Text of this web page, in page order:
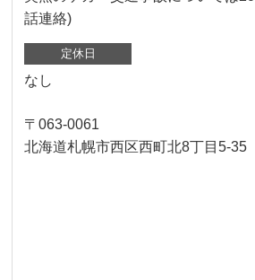
話連絡)
定休日
なし
〒063-0061
北海道札幌市西区西町北8丁目5-35